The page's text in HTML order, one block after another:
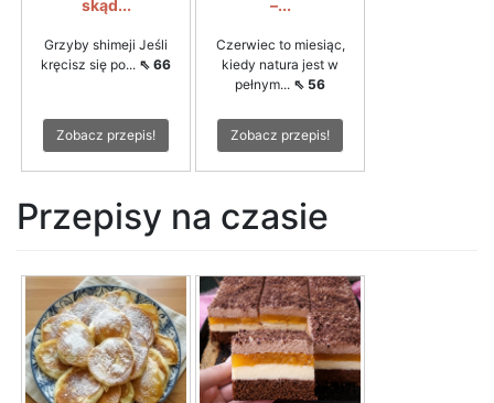
skąd...
Grzyby shimeji Jeśli
kręcisz się po... ⇖ 66
Zobacz przepis!
–...
Czerwiec to miesiąc,
kiedy natura jest w
pełnym... ⇖ 56
Zobacz przepis!
Przepisy na czasie